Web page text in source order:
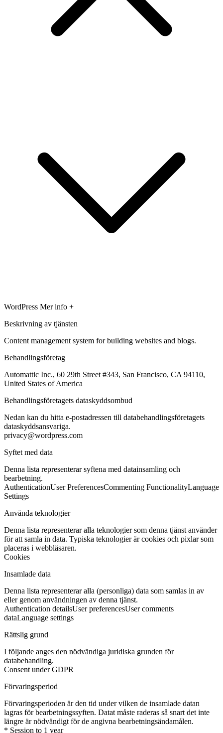
WordPress Mer info +
Beskrivning av tjänsten
Content management system for building websites and blogs.
Behandlingsföretag
Automattic Inc., 60 29th Street #343, San Francisco, CA 94110,
United States of America
Behandlingsföretagets dataskyddsombud
Nedan kan du hitta e-postadressen till databehandlingsföretagets
dataskyddsansvariga.
privacy@wordpress.com
Syftet med data
Denna lista representerar syftena med datainsamling och
bearbetning.
AuthenticationUser PreferencesCommenting FunctionalityLanguage
Settings
Använda teknologier
Denna lista representerar alla teknologier som denna tjänst använder
för att samla in data. Typiska teknologier är cookies och pixlar som
placeras i webbläsaren.
Cookies
Insamlade data
Denna lista representerar alla (personliga) data som samlas in av
eller genom användningen av denna tjänst.
Authentication detailsUser preferencesUser comments
dataLanguage settings
Rättslig grund
I följande anges den nödvändiga juridiska grunden för
databehandling.
Consent under GDPR
Förvaringsperiod
Förvaringsperioden är den tid under vilken de insamlade datan
lagras för bearbetningssyften. Datat måste raderas så snart det inte
längre är nödvändigt för de angivna bearbetningsändamålen.
* Session to 1 year